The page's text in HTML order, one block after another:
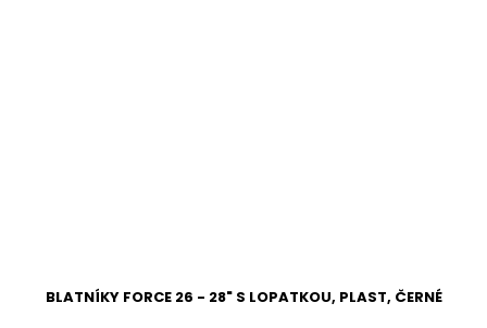
BLATNÍKY FORCE 26 - 28" S LOPATKOU, PLAST, ČERNÉ